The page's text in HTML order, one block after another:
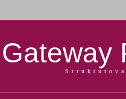
Gateway